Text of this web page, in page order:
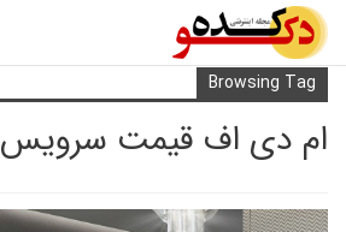
اف قیمت سرویس خواب